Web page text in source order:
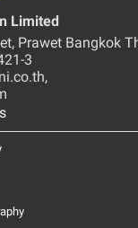
Limited
Prawet Bangkok
3